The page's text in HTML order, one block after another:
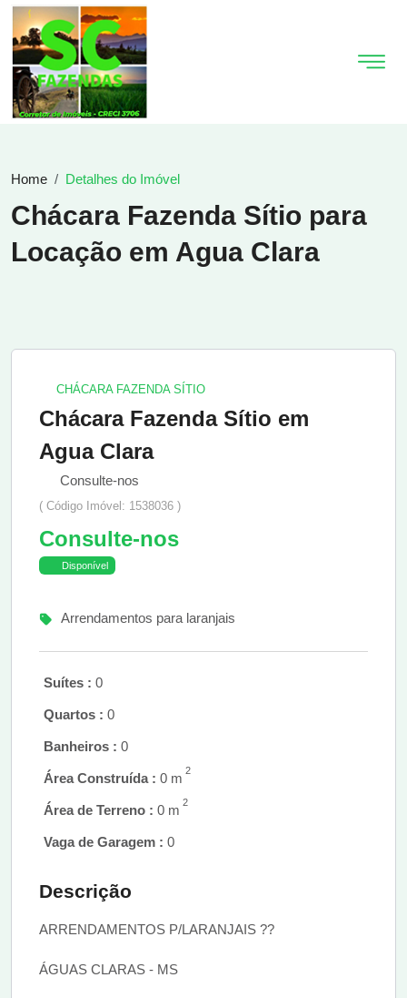
Home Detalhes do Imóvel
Chácara Fazenda Sítio para
Locação em Agua Clara
CHÁCARA FAZENDA SÍTIO
Chácara Fazenda Sítio em
Agua Clara
Consulte-nos
( Código Imóvel: 1538036 )
Consulte-nos
Disponível
Arrendamentos para laranjais
Suítes : 0
Quartos : 0
Banheiros : 0
Área Construída : 0 m 2
Área de Terreno : 0 m 2
Vaga de Garagem : 0
Descrição
ARRENDAMENTOS P/LARANJAIS ??
ÁGUAS CLARAS - MS